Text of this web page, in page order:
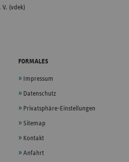
V. (vdek)
FORMALES
Impressum
Datenschutz
Privatsphäre-Einstellungen
Sitemap
Kontakt
Anfahrt